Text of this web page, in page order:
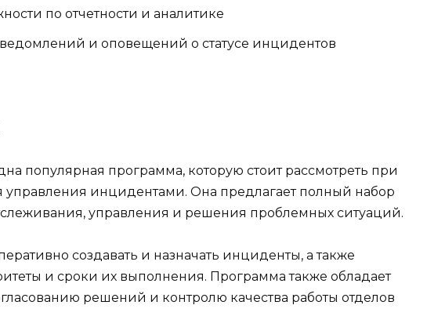
по отчетности и аналитике
и оповещений о статусе инцидентов
популярная программа, которую стоит рассмотреть при
управления инцидентами. Она предлагает полный набор
управления и решения проблемных ситуаций.
создавать и назначать инциденты, а также
и сроки их выполнения. Программа также обладает
решений и контролю качества работы отделов